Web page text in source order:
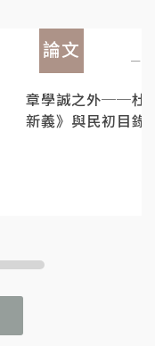
論文
章學誠之外──杜
新義》與民初目錄